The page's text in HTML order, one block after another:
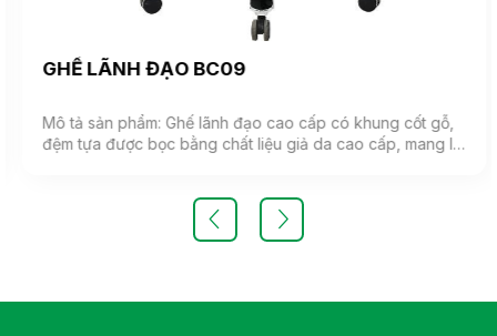
GHẾ LÃNH ĐẠO BC09
Mô tả sản phẩm: Ghế lãnh đạo cao cấp có khung cốt gỗ,
đệm tựa được bọc bằng chất liệu giả da cao cấp, mang lại
bảo tính bền vững và thẩm mỹ.( Sản phẩm nhập khẩu )
Màu sắc: Tùy chọn Chất liệu: Ghế lãnh đạo cao cấp có